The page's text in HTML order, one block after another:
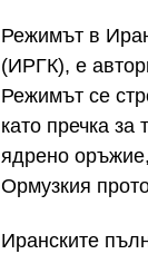
Режимът в
(ИРГК), е
Режимът се
като пречка
ядрено
Ормузкия
Иранските